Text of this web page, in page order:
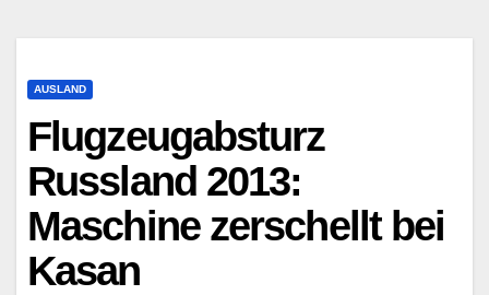
AUSLAND
Flugzeugabsturz
Russland 2013:
Maschine zerschellt bei
Kasan